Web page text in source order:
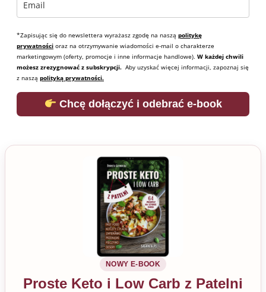
*Zapisując się do newslettera wyrażasz zgodę na naszą politykę
prywatności oraz na otrzymywanie wiadomości e-mail o charakterze
marketingowym (oferty, promocje i inne informacje handlowe). W każdej chwili
możesz zrezygnować z subskrypcji. Aby uzyskać więcej informacji, zapoznaj się
z naszą polityką prywatności.
Chcę dołączyć i odebrać e-book
NOWY E-BOOK
Proste Keto i Low Carb z Patelni